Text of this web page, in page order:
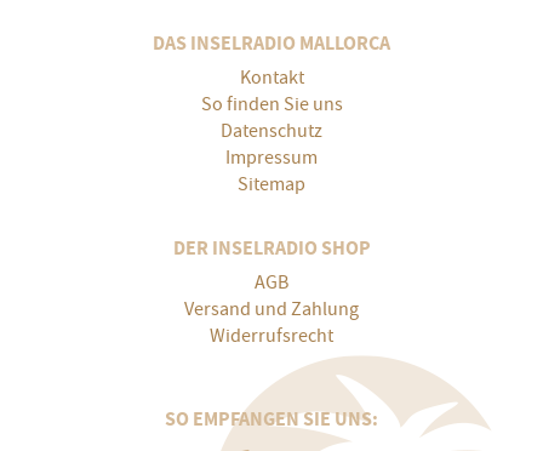
DAS INSELRADIO MALLORCA
Kontakt
So finden Sie uns
Datenschutz
Impressum
Sitemap
DER INSELRADIO SHOP
AGB
Versand und Zahlung
Widerrufsrecht
SO EMPFANGEN SIE UNS: